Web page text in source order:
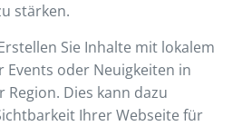
stärken.
Sie Inhalte mit lokalem
Events oder Neuigkeiten in
Region. Dies kann dazu
Ihrer Webseite für